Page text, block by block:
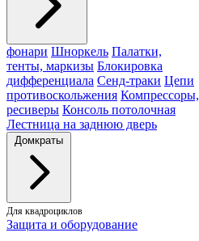
фонари Шноркель Палатки,
тенты, маркизы Блокировка
дифференциала Сенд-траки Цепи
противоскольжения Компрессоры,
ресиверы Консоль потолочная
Лестница на заднюю дверь
Домкраты
Для квадроциклов
Защита и оборудование